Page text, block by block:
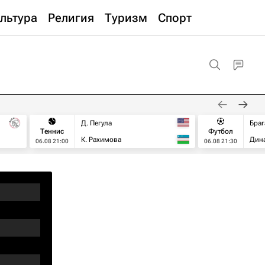
Религия Туризм Спорт
Теннис
06.08 21:00
Д. Пегула
К. Рахимова
Футбол
06.08 21:30